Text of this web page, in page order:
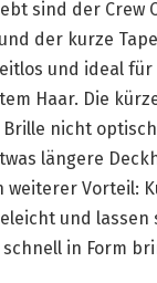
sind der Crew
der kurze
und ideal
Haar. Die
nicht optisch
längere
weiterer Vorteil:
und lassen
in Form